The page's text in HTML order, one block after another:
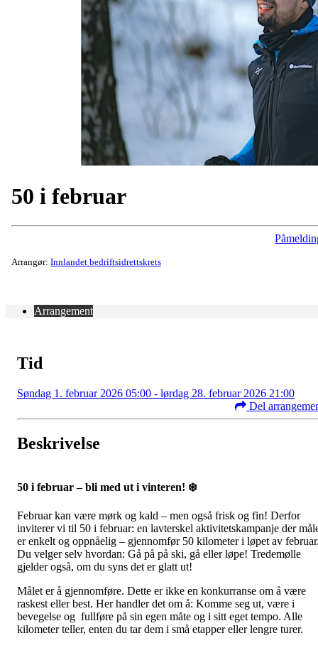
50 i februar
Arrangør: Innlandet bedriftsidrettskrets
Arrangement
Tid
Søndag 1. februar 2026 05:00 - lørdag 28. februar 2026 21:00
Del
Beskrivelse
50 i februar – bli med ut i vinteren! ❄️
Februar kan være mørk og kald – men også frisk og fin! Derfor
inviterer vi til 50 i februar: en lavterskel aktivitetskampanje der
er enkelt og oppnåelig – gjennomfør 50 kilometer i løpet av
Du velger selv hvordan: Gå på på ski, gå eller løpe! Tredemølle
gjelder også, om du syns det er glatt ut!
Målet er å gjennomføre. Dette er ikke en konkurranse om å være
raskest eller best. Her handler det om å: Komme seg ut, være i
bevegelse og fullføre på sin egen måte og i sitt eget tempo. Alle
kilometer teller, enten du tar dem i små etapper eller lengre turer.